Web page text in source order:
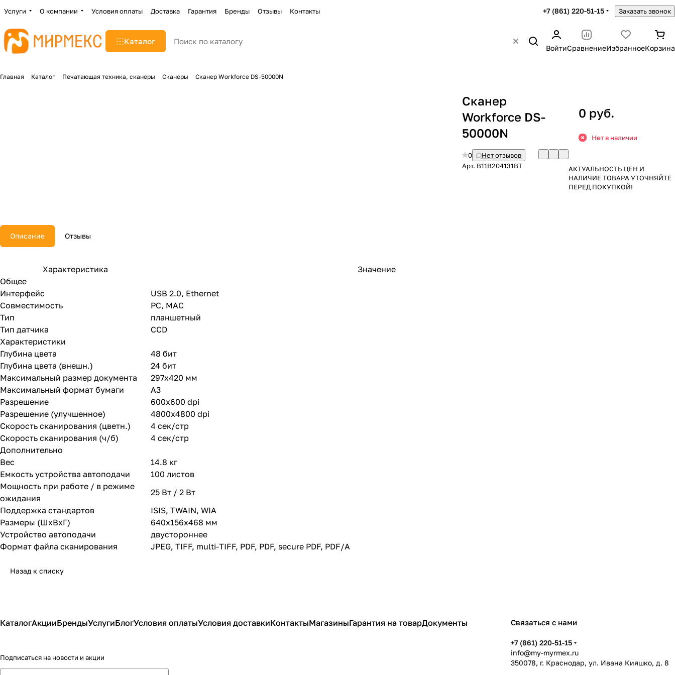
Услуги О компании Условия оплаты Доставка Гарантия Бренды Отзывы Контакты +7 (861) 220-51-15 Заказать звонок
Каталог
ВойтиСравнениеИзбранноеКорзина
Главная Каталог Печатающая техника, сканеры Сканеры Сканер Workforce DS-50000N
Сканер
Workforce DS-
50000N
0
Нет отзывов
Арт. B11B204131BT
0 руб.
Нет в наличии
АКТУАЛЬНОСТЬ ЦЕН И
НАЛИЧИЕ ТОВАРА УТОЧНЯЙТЕ
ПЕРЕД ПОКУПКОЙ!
Описание Отзывы
Характеристика
Значение
Общее
Интерфейс
USB 2.0, Ethernet
Совместимость
PC, MAC
Тип
планшетный
Тип датчика
CCD
Характеристики
Глубина цвета
48 бит
Глубина цвета (внешн.)
24 бит
Максимальный размер документа
297x420 мм
Максимальный формат бумаги
A3
Разрешение
600x600 dpi
Разрешение (улучшенное)
4800x4800 dpi
Скорость сканирования (цветн.)
4 сек/стр
Скорость сканирования (ч/б)
4 сек/стр
Дополнительно
Вес
14.8 кг
Емкость устройства автоподачи
100 листов
Мощность при работе / в режиме
ожидания
25 Вт / 2 Вт
Поддержка стандартов
ISIS, TWAIN, WIA
Размеры (ШxВxГ)
640x156x468 мм
Устройство автоподачи
двустороннее
Формат файла сканирования
JPEG, TIFF, multi-TIFF, PDF, PDF, secure PDF, PDF/A
Назад к списку
КаталогАкцииБрендыУслугиБлогУсловия оплатыУсловия доставкиКонтактыМагазиныГарантия на товарДокументы
Подписаться на новости и акции
Связаться с нами
+7 (861) 220-51-15
info@my-myrmex.ru
350078, г. Краснодар, ул. Ивана Кияшко, д. 8